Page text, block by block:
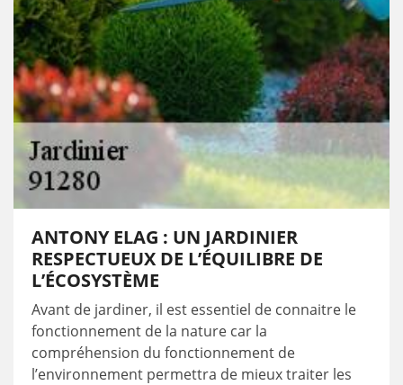
ANTONY ELAG : UN JARDINIER
RESPECTUEUX DE L’ÉQUILIBRE DE
L’ÉCOSYSTÈME
Avant de jardiner, il est essentiel de connaitre le
fonctionnement de la nature car la
compréhension du fonctionnement de
l’environnement permettra de mieux traiter les